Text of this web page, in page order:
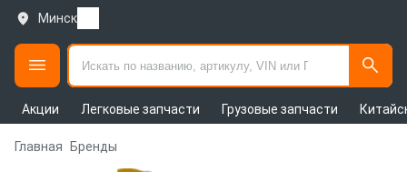
Минск
Акции Легковые запчасти Грузовые запчасти
Главная Бренды